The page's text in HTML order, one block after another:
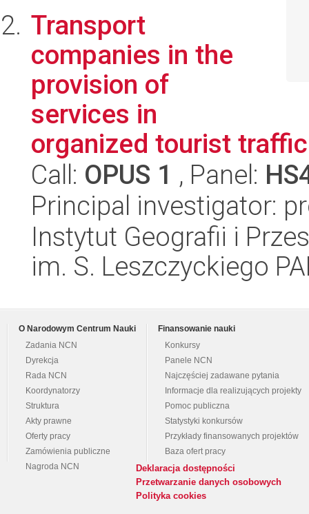
Transport
companies in the
provision of
services in
organized tourist
Call: OPUS 1 , Panel:
Principal investigator:
Instytut Geografii i
im. S. Leszczyckiego
O Narodowym Centrum Nauki
Zadania NCN
Dyrekcja
Rada NCN
Koordynatorzy
Struktura
Akty prawne
Oferty pracy
Zamówienia publiczne
Nagroda NCN
Finansowanie nauki
Konkursy
Panele NCN
Najczęściej zadawane pytania
Informacje dla realizujących projekty
Pomoc publiczna
Statystyki konkursów
Przykłady finansowanych projektów
Baza ofert pracy
Deklaracja dostępności
Przetwarzanie danych osobowych
Polityka cookies